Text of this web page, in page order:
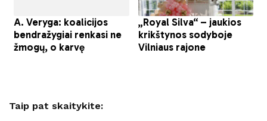
Taip pat skaitykite: